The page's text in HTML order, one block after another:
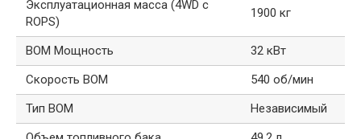
Эксплуатационная масса (4WD с
ROPS)
1900 кг
ВОМ Мощность
32 кВт
Скорость ВОМ
540 об/мин
Тип ВОМ
Независимый